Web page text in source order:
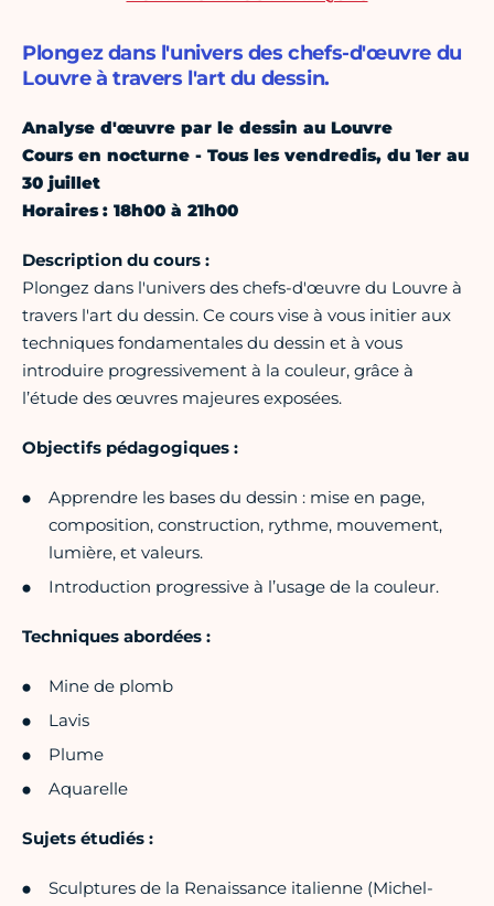
Plongez dans l'univers des chefs-d'œuvre du
Louvre à travers l'art du dessin.
Analyse d'œuvre par le dessin au Louvre
Cours en nocturne - Tous les vendredis, du 1er au
30 juillet
Horaires : 18h00 à 21h00
Description du cours :
Plongez dans l'univers des chefs-d'œuvre du Louvre à
travers l'art du dessin. Ce cours vise à vous initier aux
techniques fondamentales du dessin et à vous
introduire progressivement à la couleur, grâce à
l’étude des œuvres majeures exposées.
Objectifs pédagogiques :
Apprendre les bases du dessin : mise en page,
composition, construction, rythme, mouvement,
lumière, et valeurs.
Introduction progressive à l’usage de la couleur.
Techniques abordées :
Mine de plomb
Lavis
Plume
Aquarelle
Sujets étudiés :
Sculptures de la Renaissance italienne (Michel-